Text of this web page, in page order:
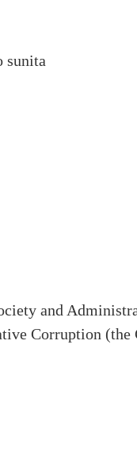
sunita
and
Corruption (the